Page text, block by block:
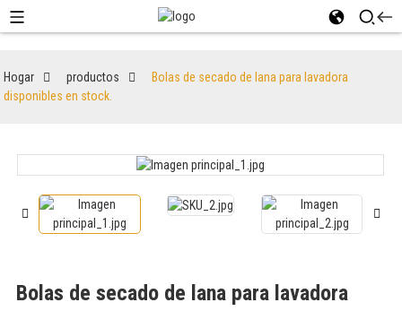
Hogar productos
Bolas de secado de lana para lavadora
disponibles en stock.
Bolas de secado de lana para lavadora